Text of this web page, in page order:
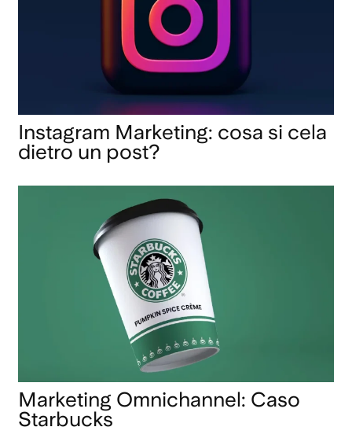
Instagram Marketing: cosa si cela
dietro un post?
Marketing Omnichannel: Caso
Starbucks